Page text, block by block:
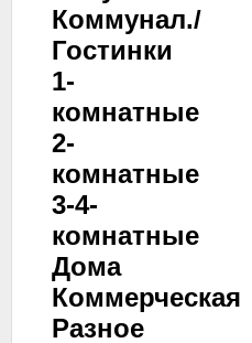
Коммунал./
Гостинки
1-
комнатные
2-
комнатные
3-4-
комнатные
Дома
Коммерческая
Разное